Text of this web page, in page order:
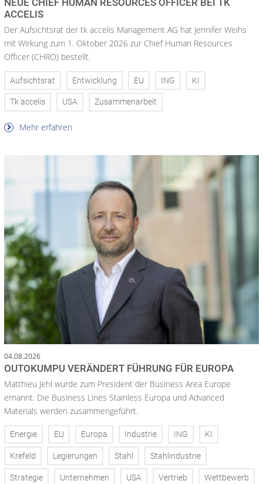
NEUE CHIEF HUMAN RESOURCES OFFICER BEI TK
ACCELIS
Der Aufsichtsrat der tk accelis Management AG hat Jennifer Weihs
mit Wirkung zum 1. Oktober 2026 zur Chief Human Resources
Officer (CHRO) bestellt.
Aufsichtsrat Entwicklung EU ING KI
Tk accelis USA Zusammenarbeit
Mehr erfahren
04.08.2026
OUTOKUMPU VERÄNDERT FÜHRUNG FÜR EUROPA
Matthieu Jehl wurde zum President der Business Area Europe
ernannt. Die Business Lines Stainless Europa und Advanced
Materials werden zusammengeführt.
Energie EU Europa Industrie ING KI
Krefeld Legierungen Stahl Stahlindustrie
Strategie Unternehmen USA Vertrieb Wettbewerb